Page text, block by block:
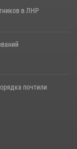
в ЛНР
почтили